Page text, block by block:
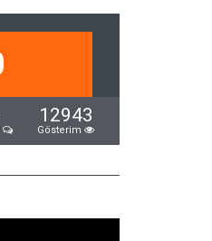
12943
Gösterim